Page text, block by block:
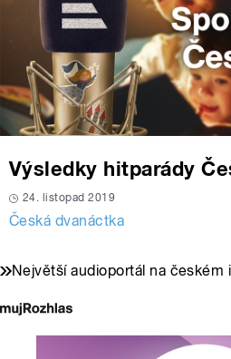
Výsledky hitparády
24. listopad 2019
Česká dvanáctka
Největší audioportál na českém